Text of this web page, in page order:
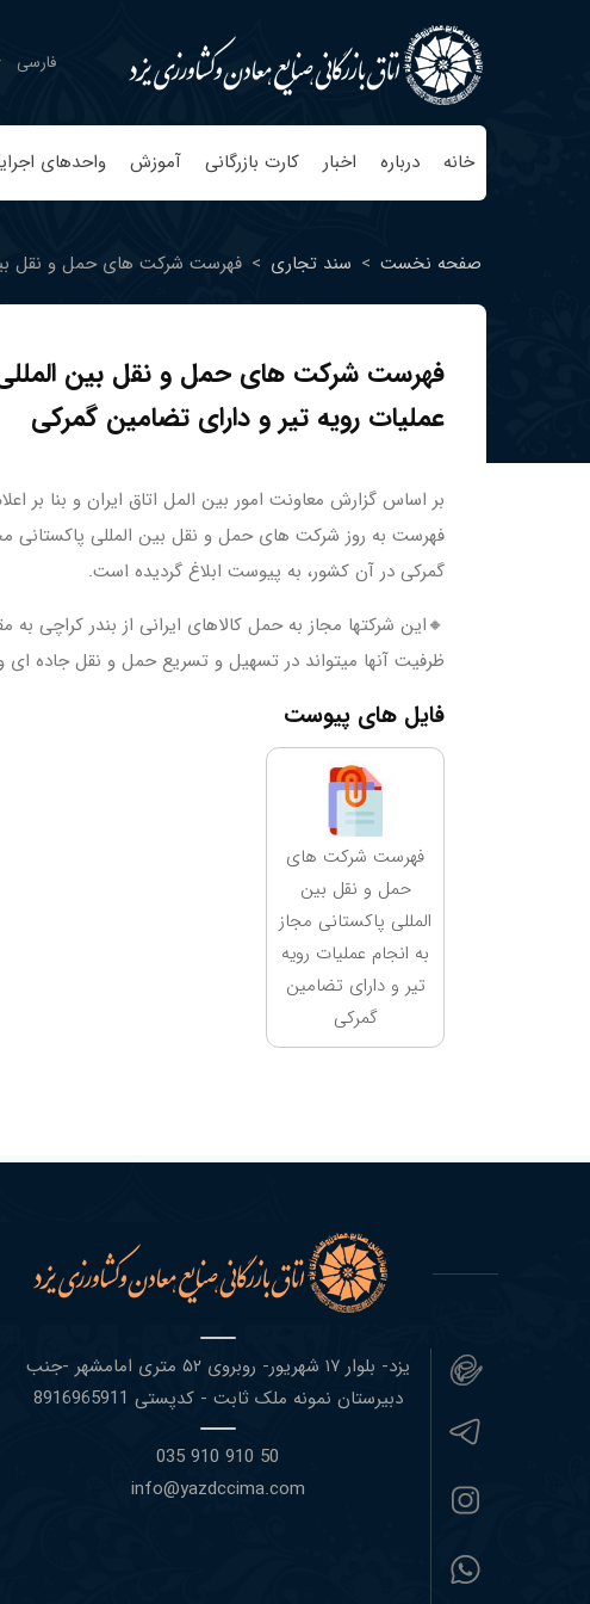
خانه درباره اخبار کارت بازرگانی آموزش واحدهای
صفحه نخست > سند تجاری > فهرست شرکت های حمل و نقل بین
فهرست شرکت های حمل و نقل بین المللی
عملیات رویه تیر و دارای تضامین گمرکی
بر اساس گزارش معاونت امور بین المل اتاق ایران و بنا بر
فهرست به روز شرکت های حمل و نقل بین المللی پاکستانی
گمرکی در آن کشور، به پیوست ابلاغ گردیده است.
🔸این شرکتها مجاز به حمل کالاهای ایرانی از بندر کراچی
ظرفیت آنها میتواند در تسهیل و تسریع حمل و نقل جاده ای
فایل های پیوست
فهرست شرکت های
حمل و نقل بین
المللی پاکستانی مجاز
به انجام عملیات رویه
تیر و دارای تضامین
گمرکی
یزد- بلوار ١٧ شهریور- روبروی ۵٢ متری امامشهر -جنب
دبیرستان نمونه ملک ثابت - کدپستی 8916965911
50 910 910 035
info@yazdccima.com